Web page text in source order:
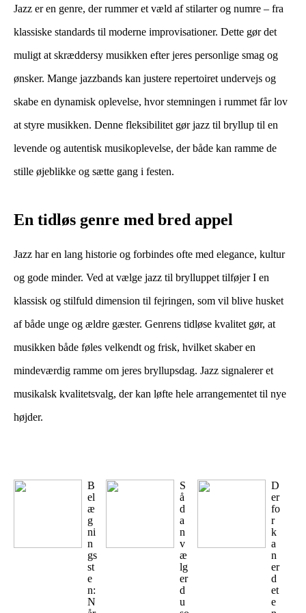
Jazz er en genre, der rummer et væld af stilarter og numre – fra
klassiske standards til moderne improvisationer. Dette gør det
muligt at skræddersy musikken efter jeres personlige smag og
ønsker. Mange jazzbands kan justere repertoiret undervejs og
skabe en dynamisk oplevelse, hvor stemningen i rummet får lov
at styre musikken. Denne fleksibilitet gør jazz til bryllup til en
levende og autentisk musikoplevelse, der både kan ramme de
stille øjeblikke og sætte gang i festen.
En tidløs genre med bred appel
Jazz har en lang historie og forbindes ofte med elegance, kultur
og gode minder. Ved at vælge jazz til brylluppet tilføjer I en
klassisk og stilfuld dimension til fejringen, som vil blive husket
af både unge og ældre gæster. Genrens tidløse kvalitet gør, at
musikken både føles velkendt og frisk, hvilket skaber en
mindeværdig ramme om jeres bryllupsdag. Jazz signalerer et
musikalsk kvalitetsvalg, der kan løfte hele arrangementet til nye
højder.
B
el
æ
g
ni
n
gs
st
e
n:
N
S
å
d
a
n
v
æ
lg
er
d
u
D
er
fo
r
k
a
n
er
d
et
e